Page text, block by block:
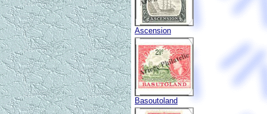
Ascension
Basoutoland